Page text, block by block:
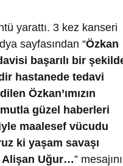
yarattı. 3 kez kanseri
sayfasından “Özkan
başarılı bir
hastanede tedavi
Özkan’ımızın
güzel haberleri
maalesef vücudu
ki yaşam savaşı
Alişan Uğur…” mesajını